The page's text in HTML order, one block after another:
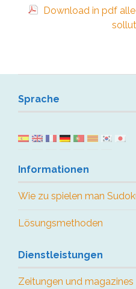
Download in pdf
Sprache
Informationen
Wie zu spielen man
Lösungsmethoden
Dienstleistungen
Zeitungen und magazines